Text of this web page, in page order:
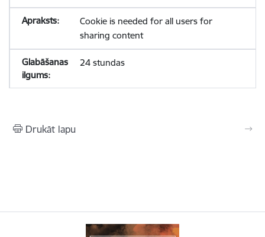
Cookie is needed for all users for
sharing content
24 stundas
Drukāt lapu